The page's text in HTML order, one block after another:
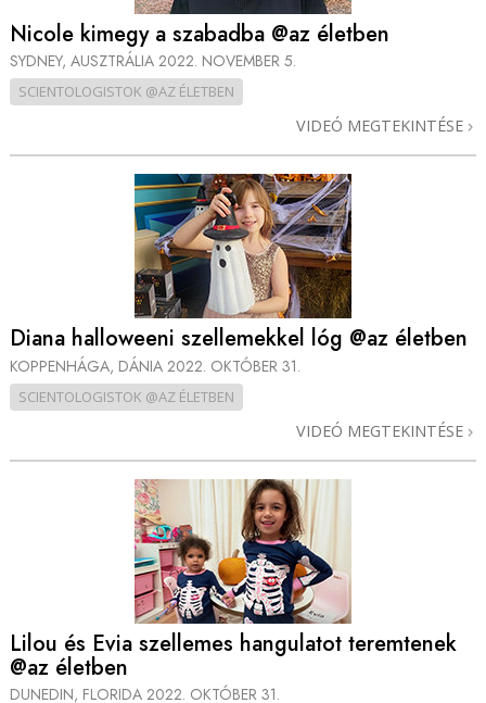
Nicole kimegy a szabadba @az életben
SYDNEY, AUSZTRÁLIA 2022. NOVEMBER 5.
SCIENTOLOGISTOK @AZ ÉLETBEN
VIDEÓ MEGTEKINTÉSE
Diana halloweeni szellemekkel lóg @az életben
KOPPENHÁGA, DÁNIA 2022. OKTÓBER 31.
SCIENTOLOGISTOK @AZ ÉLETBEN
VIDEÓ MEGTEKINTÉSE
Lilou és Evia szellemes hangulatot teremtenek
@az életben
DUNEDIN, FLORIDA 2022. OKTÓBER 31.